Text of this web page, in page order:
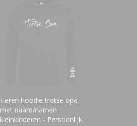
Heren hoodie trotse opa
met naam/namen
kleinkinderen - Persoonlijk